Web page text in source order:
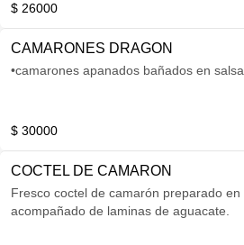
$ 26000
CAMARONES DRAGON
•camarones apanados bañados en
$ 30000
COCTEL DE CAMARON
Fresco coctel de camarón preparado en
acompañado de laminas de aguacate.